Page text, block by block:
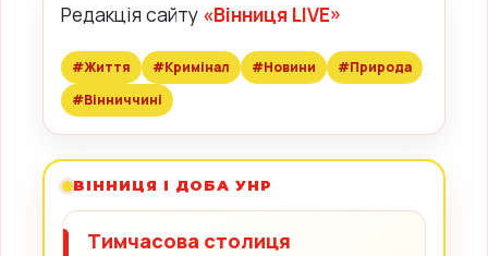
Редакція сайту «Вінниця LIVE»
#Життя #Кримінал #Новини
#Природа
#Вінниччині
ВІННИЦЯ І ДОБА УНР
Тимчасова столиця